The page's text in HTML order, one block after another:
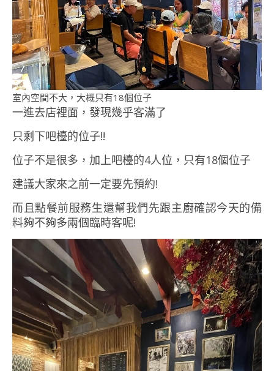
室內空間不大，大概只有18個位子
一進去店裡面，發現幾乎客滿了
只剩下吧檯的位子!!
位子不是很多，加上吧檯的4人位，只有18個位子
建議大家來之前一定要先預約!
而且點餐前服務生還幫我們先跟主廚確認今天的備
料夠不夠多兩個臨時客呢!